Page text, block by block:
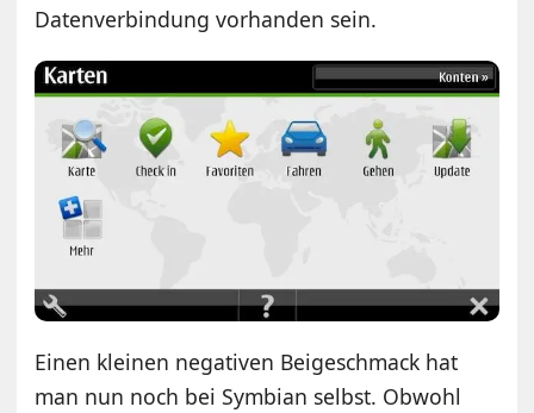
Datenverbindung vorhanden sein.
Einen kleinen negativen Beigeschmack hat
man nun noch bei Symbian selbst. Obwohl